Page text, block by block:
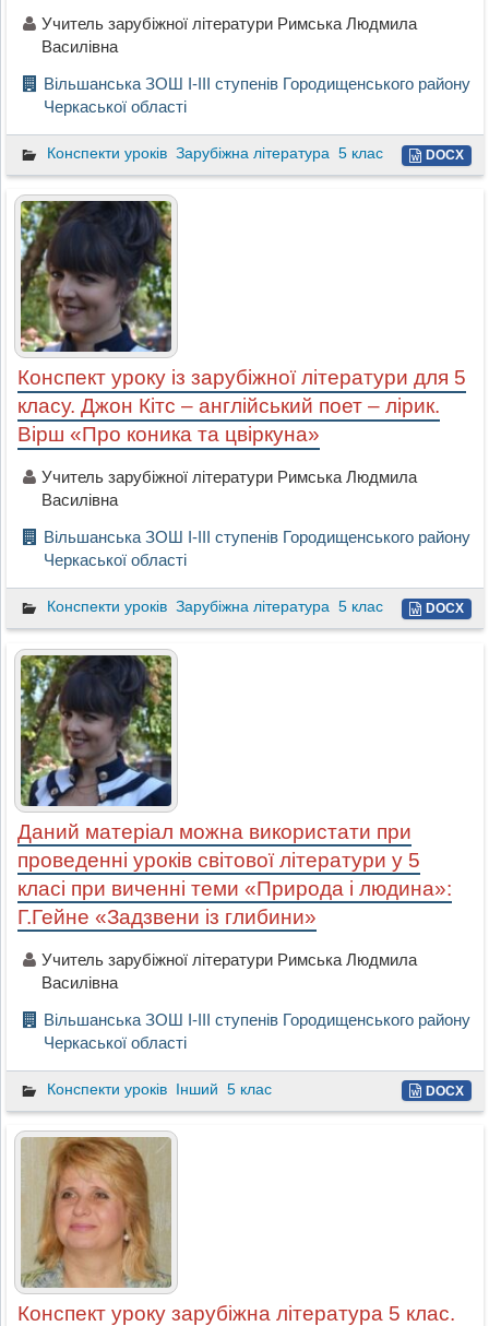
Учитель зарубіжної літератури Римська Людмила
Василівна
Вільшанська ЗОШ І-ІІІ ступенів Городищенського району
Черкаської області
Конспекти уроків Зарубіжна література 5 клас DOCX
Конспект уроку із зарубіжної літератури для 5
класу. Джон Кітс – англійський поет – лірик.
Вірш «Про коника та цвіркуна»
Учитель зарубіжної літератури Римська Людмила
Василівна
Вільшанська ЗОШ І-ІІІ ступенів Городищенського району
Черкаської області
Конспекти уроків Зарубіжна література 5 клас DOCX
Даний матеріал можна використати при
проведенні уроків світової літератури у 5
класі при виченні теми «Природа і людина»:
Г.Гейне «Задзвени із глибини»
Учитель зарубіжної літератури Римська Людмила
Василівна
Вільшанська ЗОШ І-ІІІ ступенів Городищенського району
Черкаської області
Конспекти уроків Інший 5 клас DOCX
Конспект уроку зарубіжна література 5 клас.